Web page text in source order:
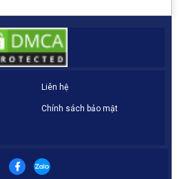
Liên hệ
Chính sách bảo mật